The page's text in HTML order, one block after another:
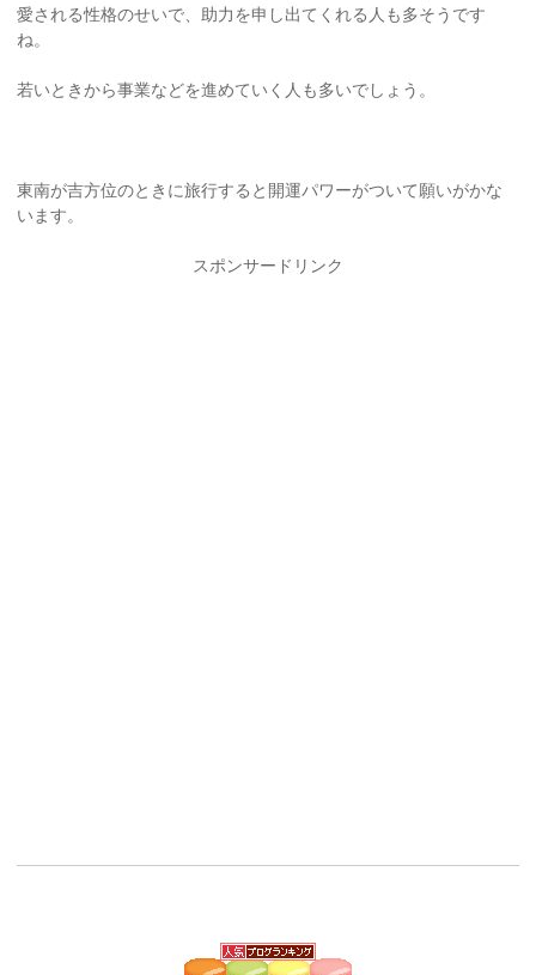
愛される性格のせいで、助力を申し出てくれる人も多そうです
ね。
若いときから事業などを進めていく人も多いでしょう。
東南が吉方位のときに旅行すると開運パワーがついて願いがかな
います。
スポンサードリンク